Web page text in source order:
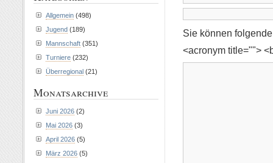
Sie können
<acronym title="">
Allgemein (498)
Jugend (189)
Mannschaft (351)
Turniere (232)
Überregional (21)
Monatsarchive
Juni 2026 (2)
Mai 2026 (3)
April 2026 (5)
März 2026 (5)